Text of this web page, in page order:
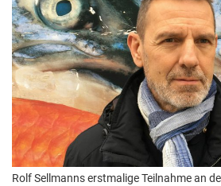
Rolf Sellmanns erstmalige Teilnahme an